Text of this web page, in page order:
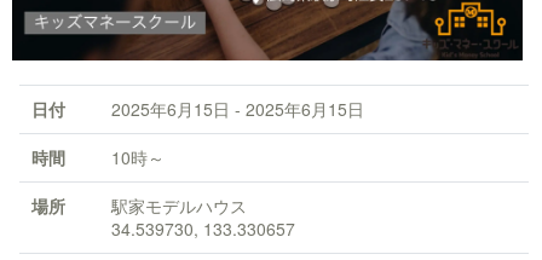
日付
2025年6月15日 - 2025年6月15日
時間
10時～
場所
駅家モデルハウス
34.539730, 133.330657